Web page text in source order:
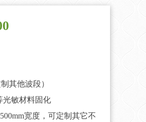
其他波段）
光敏材料固化
宽度，可定制其它不